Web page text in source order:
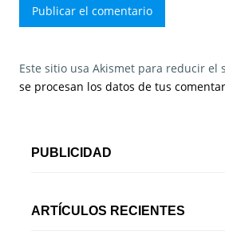
Este sitio usa Akismet para reducir el
se procesan los datos de tus
PUBLICIDAD
ARTÍCULOS RECIENTES